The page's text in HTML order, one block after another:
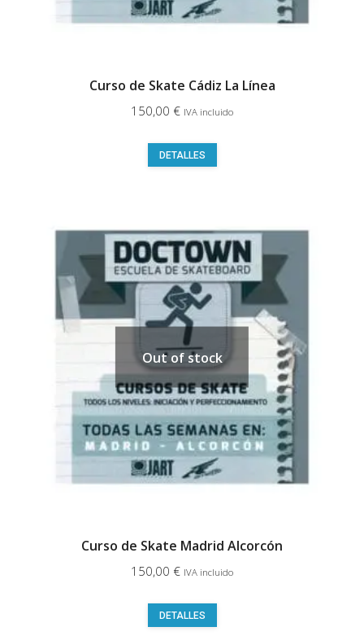
Curso de Skate Cádiz La Línea
150,00 € IVA incluido
DETALLES
variantes.
Las
opciones
pueden
elegir
en
la
página
de
producto
Out of stock
Curso de Skate Madrid Alcorcón
150,00 € IVA incluido
DETALLES